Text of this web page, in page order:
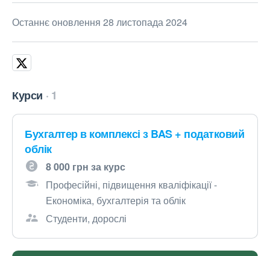
Останнє оновлення 28 листопада 2024
Курси 1
Бухгалтер в комплексі з BAS + податковий
облік
8 000 грн за курс
Професійні, підвищення кваліфікації -
Економіка, бухгалтерія та облік
Студенти, дорослі